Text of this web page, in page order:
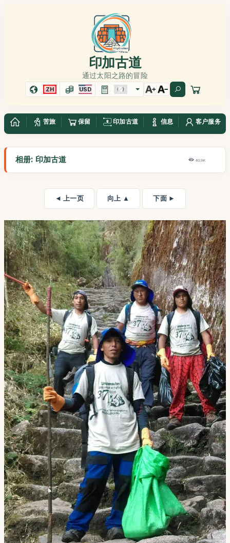
印加古道
通过太阳之路的冒险
ZH USD
苦旅 保留 印加古道 信息 客户服务
相册: 印加古道 40,9K
◄ 上一页 向上 ▲ 下面 ►